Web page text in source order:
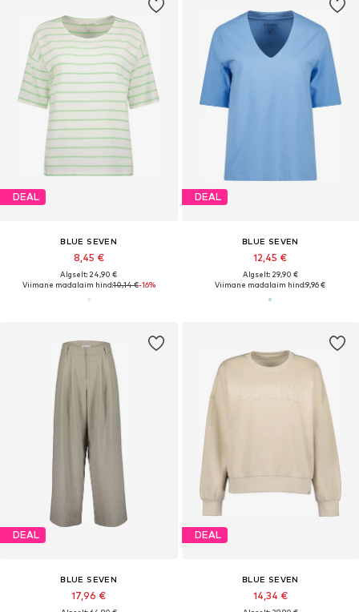
DEAL
BLUE SEVEN
8,45 €
Algselt: 24,90 €
Viimane madalaim hind:10,14 €-16%
DEAL
BLUE SEVEN
12,45 €
Algselt: 29,90 €
Viimane madalaim hind:9,96 €
DEAL
BLUE SEVEN
17,96 €
DEAL
BLUE SEVEN
14,34 €